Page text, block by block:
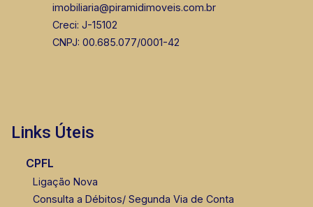
Corretor(a) Online
CORRETOR DE PLANTÃO
(16) 99137-0754
imobiliaria@piramidimoveis.com.br
Creci: J-15102
CNPJ: 00.685.077/0001-42
Links Úteis
CPFL
Ligação Nova
Consulta a Débitos/ Segunda Via de Conta